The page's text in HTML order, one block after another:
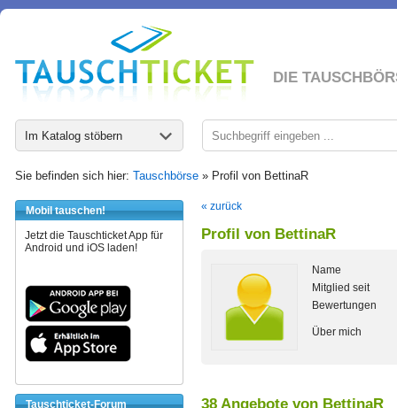
DIE
Im Katalog stöbern
Sie befinden sich hier: Tauschbörse » Profil von BettinaR
Mobil tauschen!
Jetzt die Tauschticket App für
Android und iOS laden!
Tauschticket-Forum
« zurück
Profil von BettinaR
Name
Mitglied seit
Bewertungen
Über mich
38 Angebote von BettinaR